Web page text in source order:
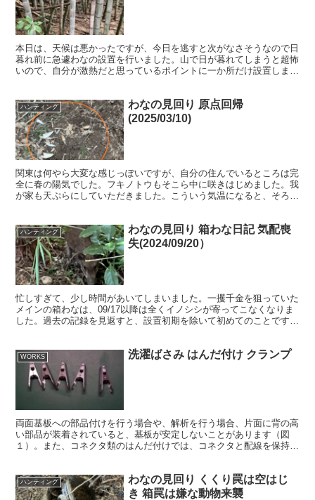
本日は、天候は悪かったですが、今日を逃すと次がなさそうなので日
暮れ前に急遽わなの設置を行いました。山で日が暮れてしまうと超怖
いので、自分が激熱だと思っているポイントに一か所だけ設置しまし
ハンティング
わなの見回り 原点回帰
(2025/03/10)
関東は何やら大変な感じっぽいですが、自分の住んでいるところは完
全に春の陽気でした。フキノトウもそこら中に咲きはじめました。我
が家も天ぷらにしていただきました。こういう気温になると、そろそ
ハンティング
わなの見回り 箱わな日記 気配喪
失(2024/09/20）
忙しすぎて、少し時間があいてしまいました。一攫千金を狙っていた
メインの箱わなは、09/17以降は全くイノシシが寄ってこなくなりま
した。過去の記録を見返すと、設置初期を除いて初めてのことです。
WORKS 洗濯ばさみ はんだ付け クランプ
両面基板への部品付けを行う場合や、解析を行う場合、片面に背の高
い部品が装着されていると、基板が安定しないことがあります（図
１）。また、コネクタ類のはんだ付けでは、コネクタと配線を保持し
ハンティング
わなの見回り くくり罠は空はじ
き 箱罠は嫌な動物来襲